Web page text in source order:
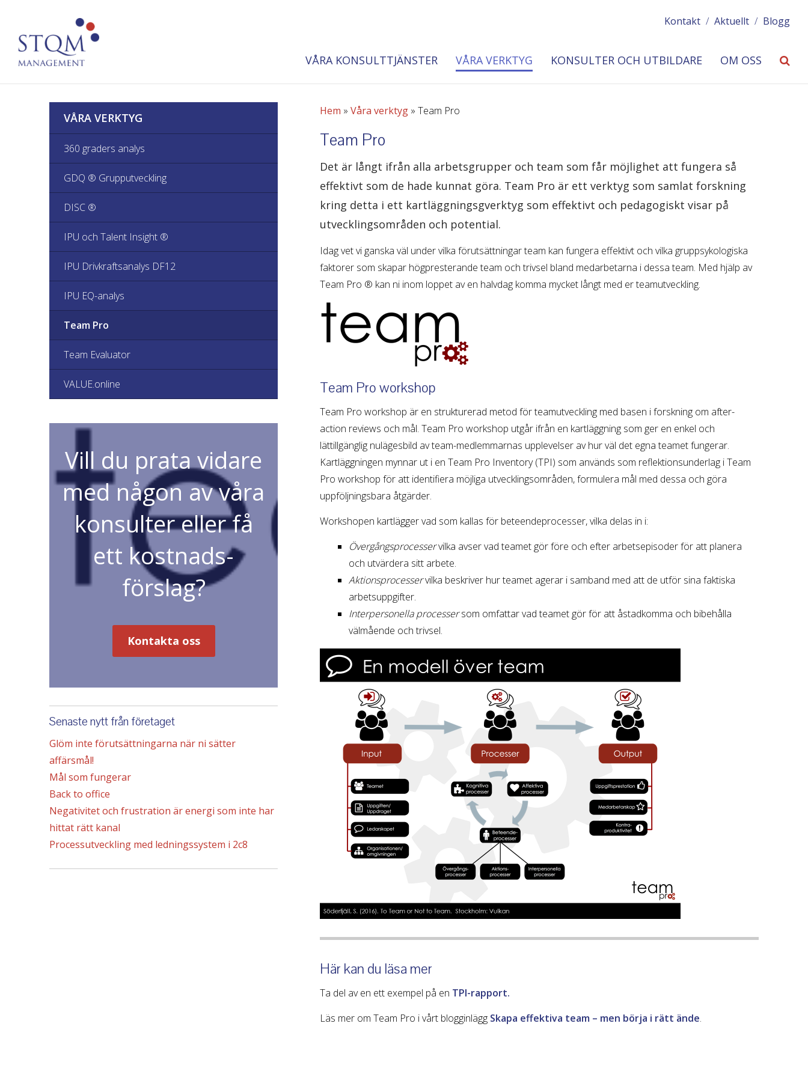
Kontakt / Aktuellt / Blogg
VÅRA KONSULTTJÄNSTER VÅRA VERKTYG KONSULTER OCH UTBILDARE OM OSS
Hem » Våra verktyg » Team Pro
Team Pro
Det är långt ifrån alla arbetsgrupper och team som får möjlighet att fungera så
effektivt som de hade kunnat göra. Team Pro är ett verktyg som samlat forskning
kring detta i ett kartläggningsgverktyg som effektivt och pedagogiskt visar på
utvecklingsområden och potential.
Idag vet vi ganska väl under vilka förutsättningar team kan fungera effektivt och vilka gruppsykologiska
faktorer som skapar högpresterande team och trivsel bland medarbetarna i dessa team. Med hjälp av
Team Pro ® kan ni inom loppet av en halvdag komma mycket långt med er teamutveckling.
Team Pro workshop
Team Pro workshop är en strukturerad metod för teamutveckling med basen i forskning om after-
action reviews och mål. Team Pro workshop utgår ifrån en kartläggning som ger en enkel och
lättillgänglig nulägesbild av team-medlemmarnas upplevelser av hur väl det egna teamet fungerar.
Kartläggningen mynnar ut i en Team Pro Inventory (TPI) som används som reflektionsunderlag i Team
Pro workshop för att identifiera möjliga utvecklingsområden, formulera mål med dessa och göra
uppföljningsbara åtgärder.
Workshopen kartlägger vad som kallas för beteendeprocesser, vilka delas in i:
Övergångsprocesservilka avser vad teamet gör före och efter arbetsepisoder för att planera
och utvärdera sitt arbete.
Aktionsprocesservilka beskriver hur teamet agerar i samband med att de utför sina faktiska
arbetsuppgifter.
Interpersonella processersom omfattar vad teamet gör för att åstadkomma och bibehålla
välmående och trivsel.
Här kan du läsa mer
Ta del av en ett exempel på en TPI-rapport.
Läs mer om Team Pro i vårt blogginlägg Skapa effektiva team – men börja i rätt ände.
VÅRA VERKTYG
360 graders analys
GDQ ® Grupputveckling
DISC ®
IPU och Talent Insight ®
IPU Drivkraftsanalys DF12
IPU EQ-analys
Team Pro
Team Evaluator
VALUE.online
Vill du prata vidare
med någon av våra
konsulter eller få
ett kostnads-
förslag?
Kontakta oss
Senaste nytt från företaget
Glöm inte förutsättningarna när ni sätter
affärsmål!
Mål som fungerar
Back to office
Negativitet och frustration är energi som inte har
hittat rätt kanal
Processutveckling med ledningssystem i 2c8